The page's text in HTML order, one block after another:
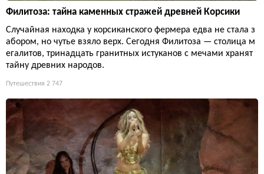
Филитоза: тайна каменных стражей древней Корсики
Случайная находка у корсиканского фермера едва не стала з
абором, но чутье взяло верх. Сегодня Филитоза — столица м
егалитов, тринадцать гранитных истуканов с мечами хранят
тайну древних народов.
Путешествия 2 747